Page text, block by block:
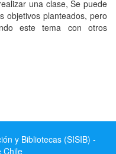
una clase, Se puede
objetivos planteados, pero
este tema con otros
y Bibliotecas (SISIB) -
Chile